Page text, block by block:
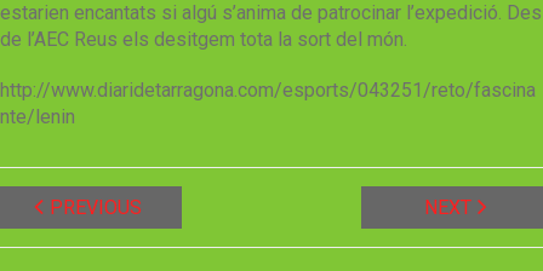
estarien encantats si algú s’anima de patrocinar l’expedició. Des
de l’AEC Reus els desitgem tota la sort del món.
http://www.diaridetarragona.com/esports/043251/reto/fascina
nte/lenin
PREVIOUS NEXT